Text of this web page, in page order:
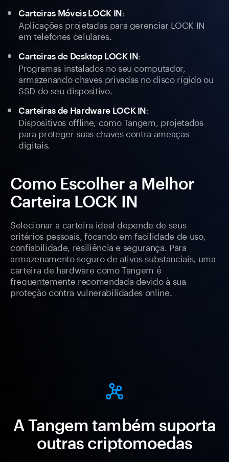
Carteiras Móveis LOCK IN:
Aplicações projetadas para gerenciar LOCK IN
em telefones celulares.
Carteiras de Desktop LOCK IN:
Programas instalados no seu computador,
armazenando chaves privadas no disco rígido ou
SSD do seu dispositivo.
Carteiras de Hardware LOCK IN:
Dispositivos offline, como Tangem, projetados
para proteger suas chaves contra ameaças
digitais.
Como Escolher a Melhor
Carteira LOCK IN
Selecionar a carteira ideal depende de seus
critérios pessoais, focando em facilidade de uso,
confiabilidade, resiliência e segurança. Para
armazenamento seguro de ativos substanciais, uma
carteira de hardware como Tangem é
frequentemente recomendada devido à sua
proteção contra vulnerabilidades online.
A Tangem também suporta
outras criptomoedas